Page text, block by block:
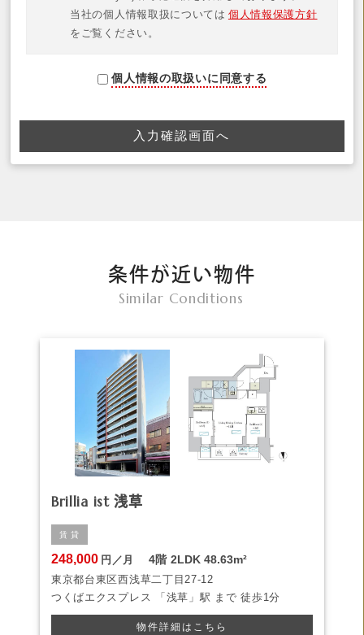
当社の個人情報取扱については 個人情報保護方針
をご覧ください。
個人情報の取扱いに同意する
条件が近い物件
Similar Conditions
Brillia ist 浅草
賃 貸
248,000 円／月 4階 2LDK 48.63m²
東京都台東区西浅草二丁目27-12
つくばエクスプレス
「浅草」駅 まで 徒歩1分
物件詳細はこちら